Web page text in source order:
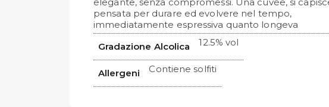
pensata per durare ed evolvere nel tempo,
immediatamente espressiva quanto longeva
Gradazione Alcolica
12.5% vol
Allergeni Contiene solfiti